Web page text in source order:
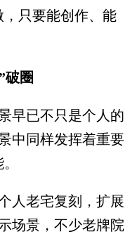
只要能创作、能
破圈
已不只是个人的
中同样发挥着重要
老宅复刻，扩展
场景，不少老牌院